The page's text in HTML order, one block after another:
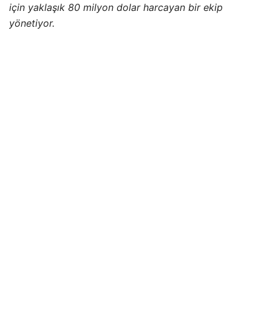
için yaklaşık 80 milyon dolar harcayan bir ekip
yönetiyor.